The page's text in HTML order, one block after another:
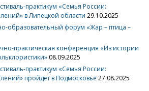
практикум «Семья России:
в Липецкой области 29.10.2025
образовательный форум «Жар – птица –
практическая конференция «Из истории
08.09.2025
практикум «Семья России:
пройдет в Подмосковье 27.08.2025